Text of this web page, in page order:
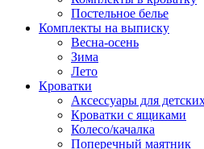
Постельное белье
Комплекты на выписку
Весна-осень
Зима
Лето
Кроватки
Аксессуары для
Кроватки с ящиками
Колесо/качалка
Поперечный маятник